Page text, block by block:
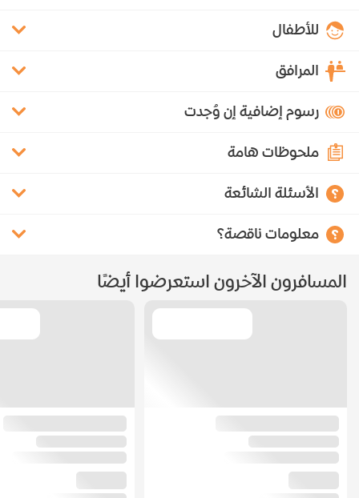
للأطفال
المرافق
رسوم إضافية إن وُجدت
ملحوظات هامة
الأسئلة الشائعة
معلومات ناقصة؟
المسافرون الآخرون استعرضوا أيضًا